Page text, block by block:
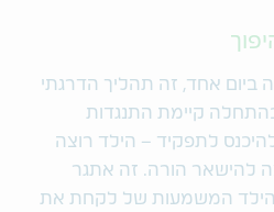
ביום אחד, זה תהליך הדרגתי
קיימת התנגדות
לתפקיד – הילד רוצה
להישאר הורה. זה אתגר
הילד המשמעות של לקחת את